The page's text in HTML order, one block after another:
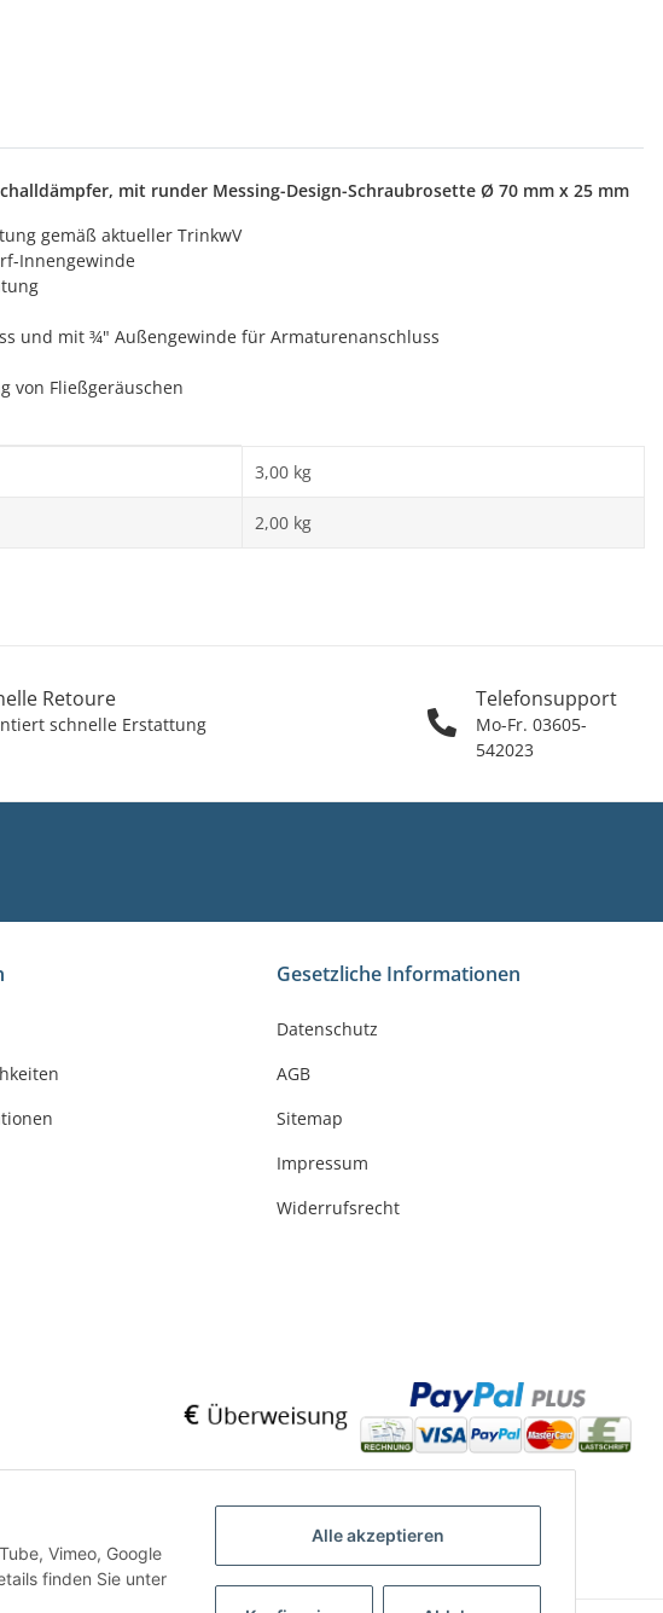
Vimeo, Google
finden Sie unter
Alle akzeptieren
mit runder Messing-Design-Schraubrosette Ø 70 mm x 25 mm
gemäß aktueller TrinkwV
Innengewinde
und mit ¾" Außengewinde für Armaturenanschluss
von Fließgeräuschen
3,00 kg
2,00 kg
Retoure
schnelle Erstattung
Telefonsupport
Mo-Fr. 03605-
542023
Gesetzliche Informationen
Datenschutz
AGB
Sitemap
Impressum
Widerrufsrecht